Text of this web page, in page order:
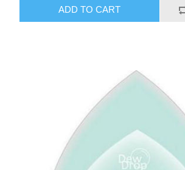
ADD TO CART